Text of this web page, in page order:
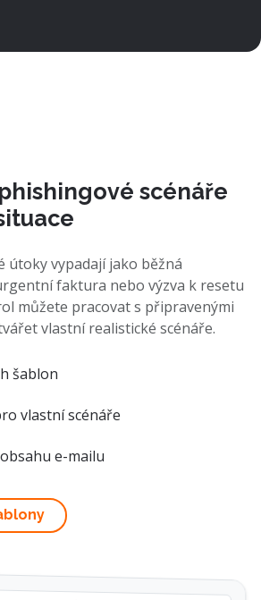
scénáře
útoky vypadají jako běžná
faktura nebo výzva k resetu
můžete pracovat s připravenými
vlastní realistické scénáře.
šablon
vlastní scénáře
e-mailu